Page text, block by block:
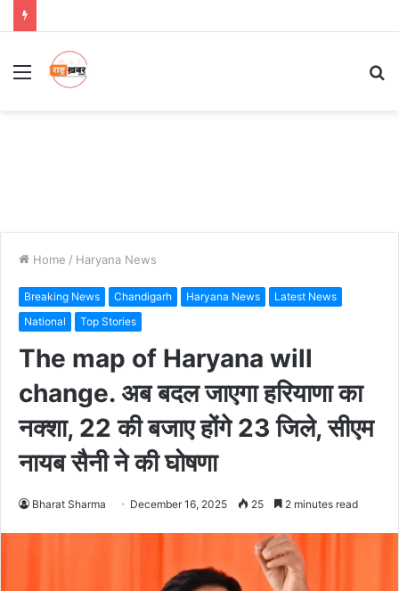
Menu
Home / Haryana News
Breaking News Chandigarh Haryana News
Latest News
National
Top Stories
The map of Haryana will
change. अब बदल जाएगा हरियाणा का
नक्शा, 22 की बजाए होंगे 23 जिले, सीएम
नायब सैनी ने की घोषणा
Bharat Sharma December 16, 2025 25 2 minutes read